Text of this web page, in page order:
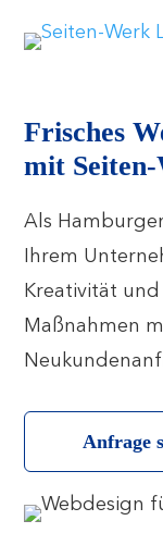
Frisches
mit
Als
Ihrem
Kreativität
Maßnahmen
Anfrage